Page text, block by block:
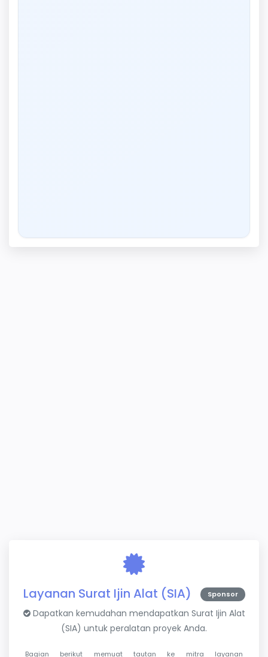
Layanan Surat Ijin Alat (SIA) Sponsor
Dapatkan kemudahan mendapatkan Surat Ijin Alat
(SIA) untuk peralatan proyek Anda.
Bagian berikut memuat tautan ke mitra layanan